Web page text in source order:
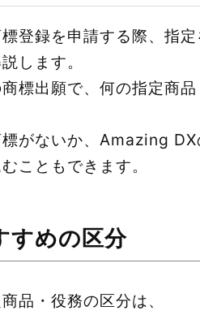
登録を申請する際、指
します。
標出願で、何の指定商
がないか、Amazing
こともできます。
すめの区分
品・役務の区分は、